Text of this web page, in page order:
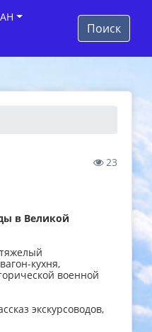
Поиск
23
в Великой
кухня,
военной
экскурсоводов,